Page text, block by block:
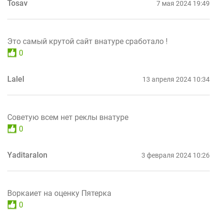
Tosav 7 мая 2024 19:49
Это самый крутой сайт внатуре сработало !
0
Lalel 13 апреля 2024 10:34
Советую всем нет реклы внатуре
0
Yaditaralon 3 февраля 2024 10:26
Воркаиет на оценку Пятерка
0